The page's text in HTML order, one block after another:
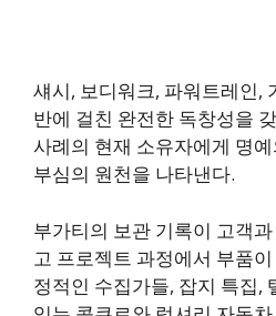
섀시, 보디워크, 파워트레인,
반에 걸친 완전한 독창성을
사례의 현재 소유자에게 명
부심의 원천을 나타낸다.
부가티의 보관 기록이 고객
고 프로젝트 과정에서 부품
정적인 수집가들, 잡지 특집,